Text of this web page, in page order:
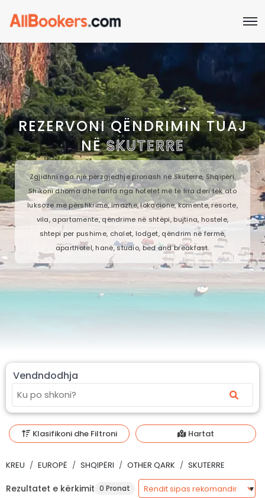
REZERVONI QËNDRIMIN TUAJ
NËSKUTERRE
Zgjidhni nga një përzgjedhje pronash në Skuterre, Shqipëri.
Shikoni dhoma dhe tarifa nga hotelet më të lira deri tek ato
luksoze me përshkrime, imazhe, lokacione, komente, resorte,
vila, apartamente, qëndrime në shtëpi, bujtina, hostele,
shtepi per pushime, chalet, lodget, qëndrim në fermë,
aparthotel, hanë, studio, bed and breakfast.
Vendndodhja
Klasifikoni dhe Filtroni Hartat
KREU EUROPË SHQIPËRI OTHER QARK SKUTERRE
Rezultatet e kërkimit 0 Pronat